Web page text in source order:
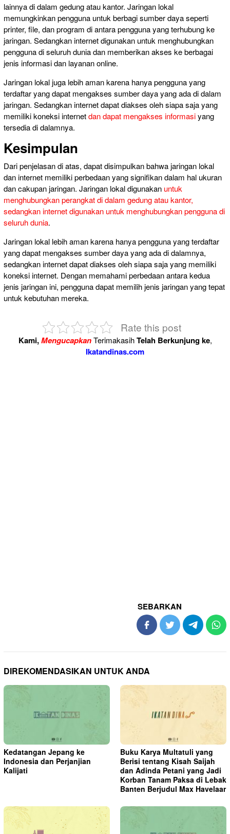
lainnya di dalam gedung atau kantor. Jaringan lokal
memungkinkan pengguna untuk berbagi sumber daya seperti
printer, file, dan program di antara pengguna yang terhubung ke
jaringan. Sedangkan internet digunakan untuk menghubungkan
pengguna di seluruh dunia dan memberikan akses ke berbagai
jenis informasi dan layanan online.
Jaringan lokal juga lebih aman karena hanya pengguna yang
terdaftar yang dapat mengakses sumber daya yang ada di dalam
jaringan. Sedangkan internet dapat diakses oleh siapa saja yang
memiliki koneksi internetdan dapat mengakses informasiyang
tersedia di dalamnya.
Kesimpulan
Dari penjelasan di atas, dapat disimpulkan bahwa jaringan lokal
dan internet memiliki perbedaan yang signifikan dalam hal ukuran
dan cakupan jaringan. Jaringan lokal digunakan untuk
menghubungkan perangkat di dalam gedung atau kantor,
sedangkan internet digunakan untuk menghubungkan pengguna di
seluruh dunia.
Jaringan lokal lebih aman karena hanya pengguna yang terdaftar
yang dapat mengakses sumber daya yang ada di dalamnya,
sedangkan internet dapat diakses oleh siapa saja yang memiliki
koneksi internet. Dengan memahami perbedaan antara kedua
jenis jaringan ini, pengguna dapat memilih jenis jaringan yang tepat
untuk kebutuhan mereka.
Rate this post
Kami,MengucapkanTerimakasihTelah Berkunjung ke,
Ikatandinas.com
SEBARKAN
DIREKOMENDASIKAN UNTUK ANDA
Kedatangan Jepang ke
Indonesia dan Perjanjian
Kalijati
Buku Karya Multatuli yang
Berisi tentang Kisah Saijah
dan Adinda Petani yang Jadi
Korban Tanam Paksa di Lebak
Banten Berjudul Max Havelaar